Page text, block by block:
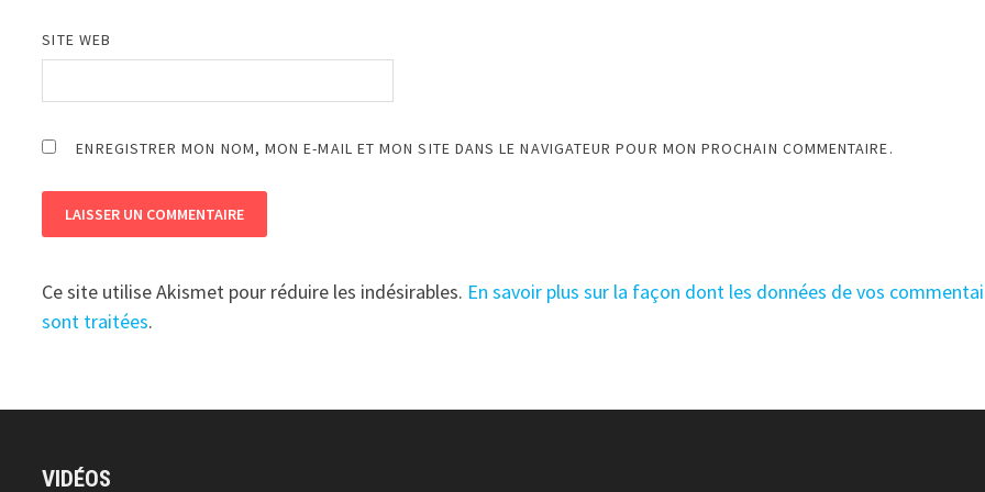
SITE WEB
ENREGISTRER MON NOM, MON E-MAIL ET MON SITE DANS LE NAVIGATEUR POUR MON PROCHAIN COMMENTAIRE.
Ce site utilise Akismet pour réduire les indésirables. En savoir plus sur la façon dont les données de vos
sont traitées.
VIDÉOS